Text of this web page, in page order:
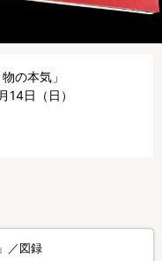
の本気」
日（日）
／図録